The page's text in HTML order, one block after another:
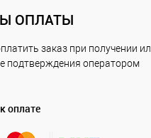
ОПЛАТЫ
заказ при получении
подтверждения оператором
оплате